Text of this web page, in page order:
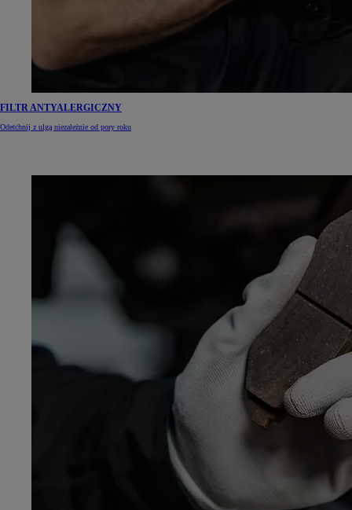
FILTR ANTYALERGICZNY
Odetchnij z ulgą niezależnie od pory roku